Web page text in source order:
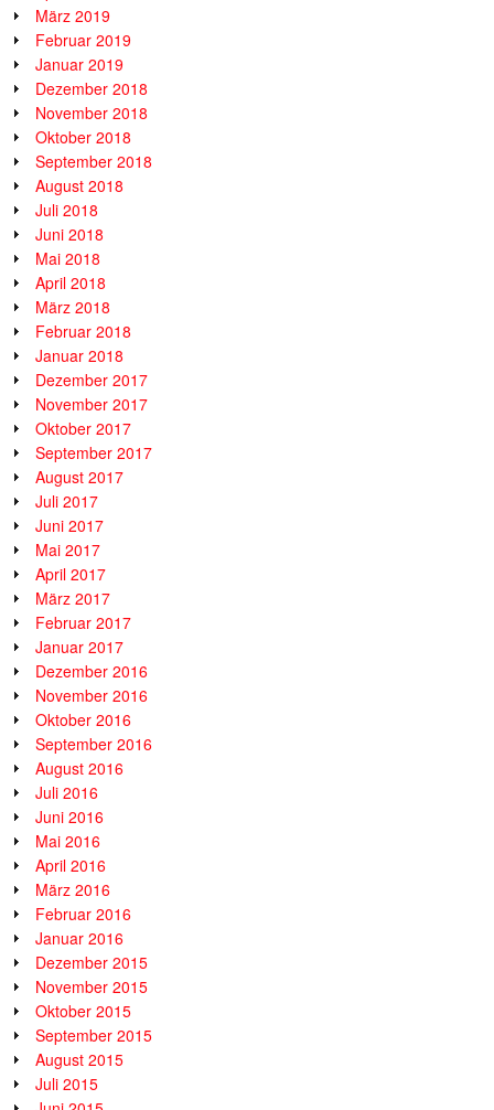
März 2019
Februar 2019
Januar 2019
Dezember 2018
November 2018
Oktober 2018
September 2018
August 2018
Juli 2018
Juni 2018
Mai 2018
April 2018
März 2018
Februar 2018
Januar 2018
Dezember 2017
November 2017
Oktober 2017
September 2017
August 2017
Juli 2017
Juni 2017
Mai 2017
April 2017
März 2017
Februar 2017
Januar 2017
Dezember 2016
November 2016
Oktober 2016
September 2016
August 2016
Juli 2016
Juni 2016
Mai 2016
April 2016
März 2016
Februar 2016
Januar 2016
Dezember 2015
November 2015
Oktober 2015
September 2015
August 2015
Juli 2015